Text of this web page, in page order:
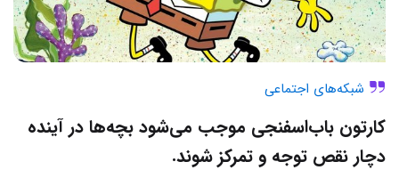
شبکه‌های اجتماعی
کارتون باب‌اسفنجی موجب می‌شود بچه‌ها در آینده
دچار نقص توجه و‌ تمرکز شوند.